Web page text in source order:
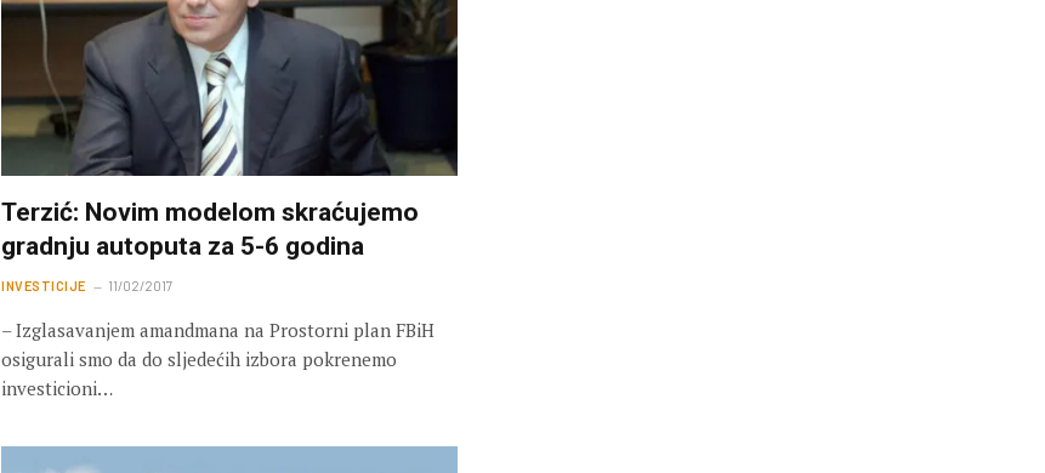
Terzić: Novim modelom skraćujemo
gradnju autoputa za 5-6 godina
INVESTICIJE 11/02/2017
– Izglasavanjem amandmana na Prostorni plan FBiH
osigurali smo da do sljedećih izbora pokrenemo
investicioni…